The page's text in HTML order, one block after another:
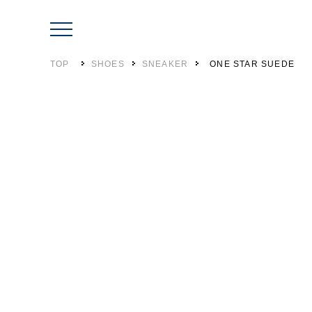
TOP SHOES SNEAKER ONE STAR SUEDE